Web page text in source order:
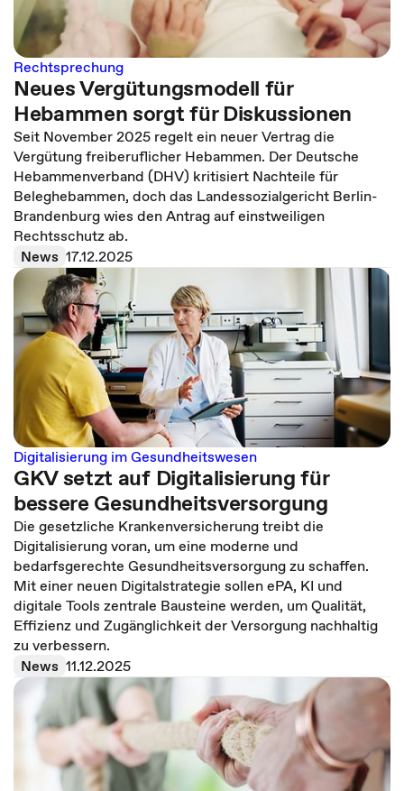
Rechtsprechung
Neues Vergütungsmodell für
Hebammen sorgt für Diskussionen
Seit November 2025 regelt ein neuer Vertrag die
Vergütung freiberuflicher Hebammen. Der Deutsche
Hebammenverband (DHV) kritisiert Nachteile für
Beleghebammen, doch das Landessozialgericht Berlin-
Brandenburg wies den Antrag auf einstweiligen
Rechtsschutz ab.
News 17.12.2025
Digitalisierung im Gesundheitswesen
GKV setzt auf Digitalisierung für
bessere Gesundheitsversorgung
Die gesetzliche Krankenversicherung treibt die
Digitalisierung voran, um eine moderne und
bedarfsgerechte Gesundheitsversorgung zu schaffen.
Mit einer neuen Digitalstrategie sollen ePA, KI und
digitale Tools zentrale Bausteine werden, um Qualität,
Effizienz und Zugänglichkeit der Versorgung nachhaltig
zu verbessern.
News 11.12.2025